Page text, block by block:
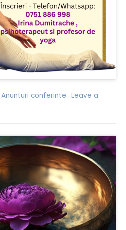
Anunturi conferinte Leave a